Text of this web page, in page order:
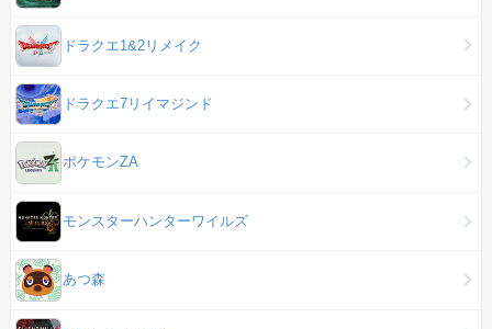
ドラクエ1&2リメイク
ドラクエ7リイマジンド
ポケモンZA
モンスターハンターワイルズ
あつ森